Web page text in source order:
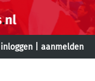
inloggen aanmelden